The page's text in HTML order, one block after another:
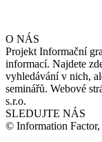
O NÁS
Projekt Informační
informací. Najdete
vyhledávání v nich,
seminářů. Webové
s.r.o.
SLEDUJTE NÁS
© Information Factor,